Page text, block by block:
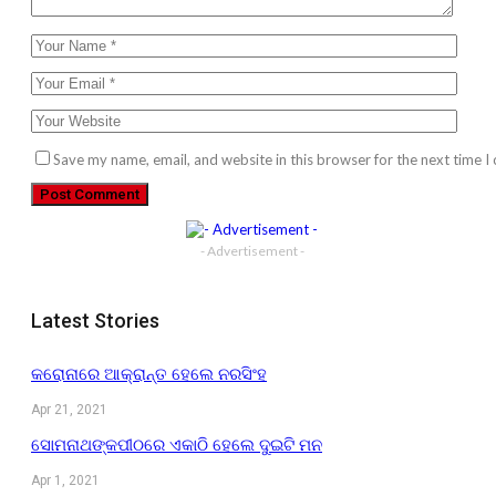
Save my name, email, and website in this browser for the next time I
- Advertisement -
Latest Stories
କରୋନାରେ ଆକ୍ରାନ୍ତ ହେଲେ ନରସିଂହ
Apr 21, 2021
ସୋମନାଥଙ୍କପୀଠରେ ଏକାଠି ହେଲେ ଦୁଇଟି ମନ
Apr 1, 2021